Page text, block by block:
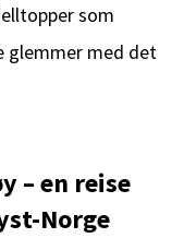
som
glemmer med det
– en reise
Norge